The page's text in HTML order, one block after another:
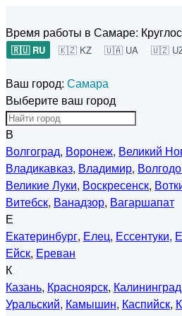
Время работы в Самаре:
🇷🇺 RU 🇰🇿 KZ 🇺🇦 UA 🇺🇿
Ваш город: Самара
Выберите ваш город
В
Волгоград, Воронеж, Великий
Владикавказ, Владимир,
Великие Луки, Воскресенск,
Витебск, Ванадзор, Вагаршапат
Е
Екатеринбург, Елец, Ессентуки,
Ейск, Ереван
К
Казань, Красноярск, Калининград
Уральский, Камышин, Каспийск,